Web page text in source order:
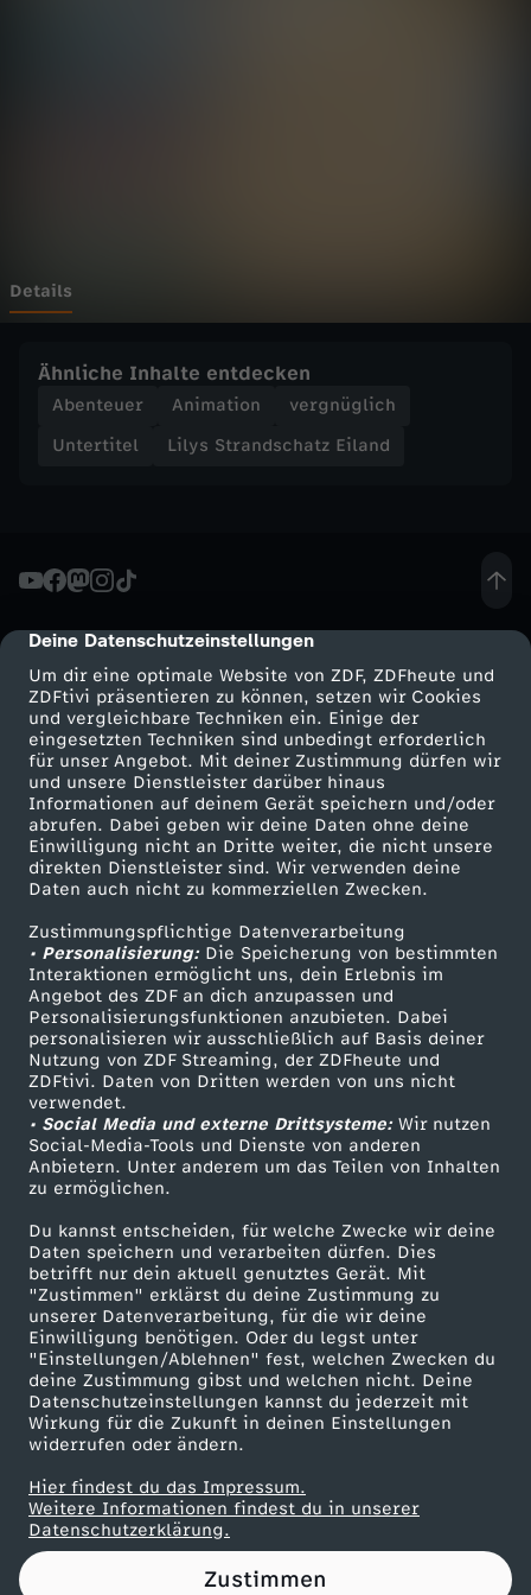
cmp-dialog-description
Deine Datenschutzeinstellungen
Um dir eine optimale Website von ZDF, ZDFheute und
ZDFtivi präsentieren zu können, setzen wir Cookies
und vergleichbare Techniken ein. Einige der
eingesetzten Techniken sind unbedingt erforderlich
für unser Angebot. Mit deiner Zustimmung dürfen wir
und unsere Dienstleister darüber hinaus
Informationen auf deinem Gerät speichern und/oder
abrufen. Dabei geben wir deine Daten ohne deine
Einwilligung nicht an Dritte weiter, die nicht unsere
direkten Dienstleister sind. Wir verwenden deine
Daten auch nicht zu kommerziellen Zwecken.
Zustimmungspflichtige Datenverarbeitung
• Personalisierung:Die Speicherung von bestimmten
Interaktionen ermöglicht uns, dein Erlebnis im
Angebot des ZDF an dich anzupassen und
Personalisierungsfunktionen anzubieten. Dabei
personalisieren wir ausschließlich auf Basis deiner
Nutzung von ZDF Streaming, der ZDFheute und
ZDFtivi. Daten von Dritten werden von uns nicht
verwendet.
• Social Media und externe Drittsysteme:Wir nutzen
Social-Media-Tools und Dienste von anderen
Anbietern. Unter anderem um das Teilen von Inhalten
zu ermöglichen.
Du kannst entscheiden, für welche Zwecke wir deine
Daten speichern und verarbeiten dürfen. Dies
betrifft nur dein aktuell genutztes Gerät. Mit
"Zustimmen" erklärst du deine Zustimmung zu
unserer Datenverarbeitung, für die wir deine
Einwilligung benötigen. Oder du legst unter
"Einstellungen/Ablehnen" fest, welchen Zwecken du
deine Zustimmung gibst und welchen nicht. Deine
Datenschutzeinstellungen kannst du jederzeit mit
Wirkung für die Zukunft in deinen Einstellungen
widerrufen oder ändern.
Hier findest du das Impressum.
Weitere Informationen findest du in unserer
Datenschutzerklärung.
Zustimmen
c
a
E
i
l
a
n
d
-
W
e
l
l
e
n
-
F
i
n
d
Details
Ähnliche Inhalte entdecken
Abenteuer Animation
vergnüglich
Untertitel
Lilys Strandschatz Eiland
Mehr ZDF
ZDF-Apps
Smart TV
ZDFtext
Livestreams
Sendungen A-Z
TV-Programm
Service
ZDFmitreden
Kontakt zum ZDF
Tickets
Zuschauerservice
Hilfe
ZDF Unternehmen
Karriere
ZDF goes Schule
Werbefernsehen
Mainzelmännchen
Partner